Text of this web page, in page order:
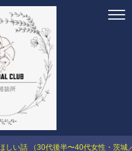
しい話 （30代後半〜40代女性・茨城